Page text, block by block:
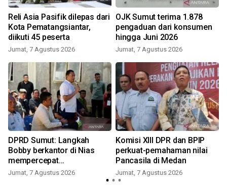
Reli Asia Pasifik dilepas dari
Kota Pematangsiantar,
diikuti 45 peserta
Jumat, 7 Agustus 2026
OJK Sumut terima 1.878
pengaduan dari konsumen
hingga Juni 2026
Jumat, 7 Agustus 2026
DPRD Sumut: Langkah
Bobby berkantor di Nias
mempercepat
pembangunan
Jumat, 7 Agustus 2026
Komisi XIII DPR dan BPIP
perkuat-pemahaman nilai
Pancasila di Medan
Jumat, 7 Agustus 2026